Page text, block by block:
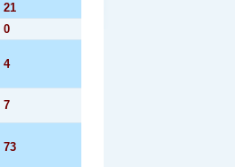
21
0
4
7
73